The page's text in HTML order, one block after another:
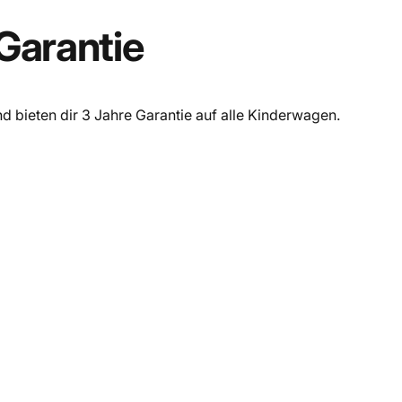
bieten dir 3 Jahre Garantie auf alle Kinderwagen.